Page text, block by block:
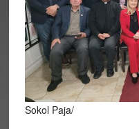
Sokol Paja/